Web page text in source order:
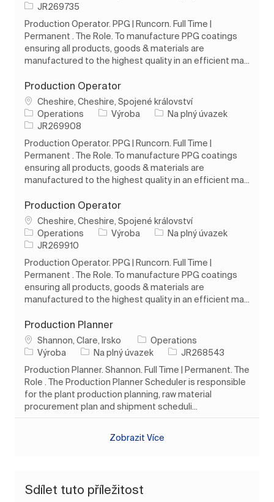
ID úlohy
JR269735
Production Operator. PPG | Runcorn. Full Time |
Permanent . The Role. To manufacture PPG coatings
ensuring all products, goods & materials are
manufactured to the highest quality in an efficient ma...
Production Operator
Umístění
Cheshire, Cheshire, Spojené království
Operations
Kategorie
Výroba Typ úlohy
Na plný úvazek
ID úlohy
JR269908
Production Operator. PPG | Runcorn. Full Time |
Permanent . The Role. To manufacture PPG coatings
ensuring all products, goods & materials are
manufactured to the highest quality in an efficient ma...
Production Operator
Umístění
Cheshire, Cheshire, Spojené království
Operations
Kategorie
Výroba Typ úlohy
Na plný úvazek
ID úlohy
JR269910
Production Operator. PPG | Runcorn. Full Time |
Permanent . The Role. To manufacture PPG coatings
ensuring all products, goods & materials are
manufactured to the highest quality in an efficient ma...
Production Planner
Umístění
Shannon, Clare, Irsko
Operations
Kategorie
Výroba Typ úlohy
Na plný úvazek ID úlohy
JR268543
Production Planner. Shannon. Full Time | Permanent. The
Role . The Production Planner Scheduler is responsible
for the plant production planning, raw material
procurement plan and shipment scheduli...
Zobrazit Více
Sdílet tuto příležitost